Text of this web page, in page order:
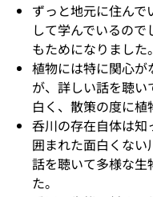
ずっと地元に住んで
して学んでいるの
もためになりました。
植物には特に関心
が、詳しい話を聴
白く、散策の度に植
呑川の存在自体は知
囲まれた面白くな
話を聴いて多様な
た。